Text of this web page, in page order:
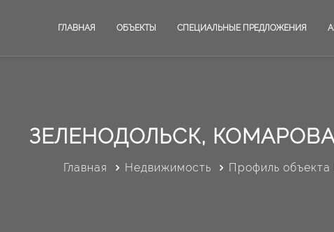
ГЛАВНАЯ ОБЪЕКТЫ СПЕЦИАЛЬНЫЕ ПРЕДЛОЖЕНИЯ
ЗЕЛЕНОДОЛЬСК,
Главная Недвижимость Профиль